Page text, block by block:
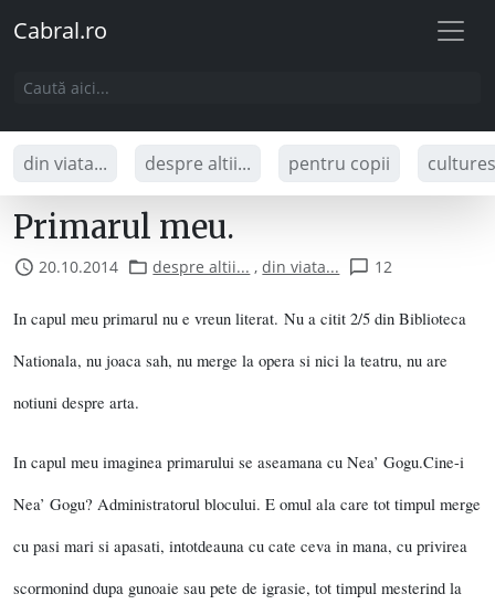
Cabral.ro
din viata... despre altii... pentru copii
Primarul meu.
20.10.2014 despre altii... ,din viata... 12
In capul meu primarul nu e vreun literat. Nu a citit 2/5 din Biblioteca
Nationala, nu joaca sah, nu merge la opera si nici la teatru, nu are
notiuni despre arta.
In capul meu imaginea primarului se aseamana cu Nea’ Gogu.Cine-i
Nea’ Gogu? Administratorul blocului. E omul ala care tot timpul merge
cu pasi mari si apasati, intotdeauna cu cate ceva in mana, cu privirea
scormonind dupa gunoaie sau pete de igrasie, tot timpul mesterind la